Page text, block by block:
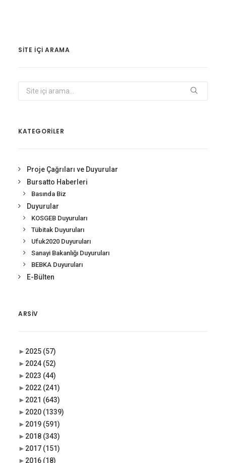
SITE IÇI ARAMA
KATEGORİLER
Proje Çağrıları ve Duyurular
Bursatto Haberleri
Basında Biz
Duyurular
KOSGEB Duyuruları
Tübitak Duyuruları
Ufuk2020 Duyuruları
Sanayi Bakanlığı Duyuruları
BEBKA Duyuruları
E-Bülten
ARSIV
► 2025 (57)
► 2024 (52)
► 2023 (44)
► 2022 (241)
► 2021 (643)
► 2020 (1339)
► 2019 (591)
► 2018 (343)
► 2017 (151)
► 2016 (18)